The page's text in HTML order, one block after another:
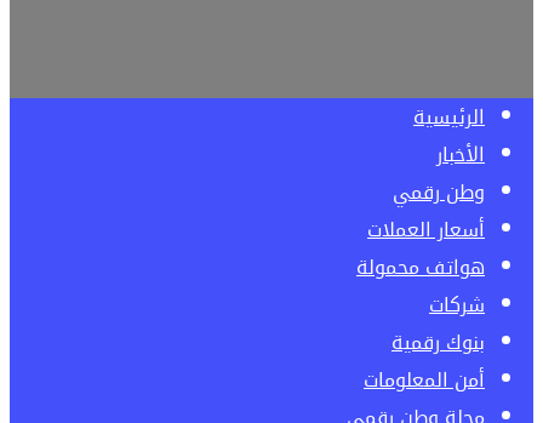
الرئيسية
الأخبار
وطن رقمي
أسعار العملات
هواتف محمولة
شركات
بنوك رقمية
أمن المعلومات